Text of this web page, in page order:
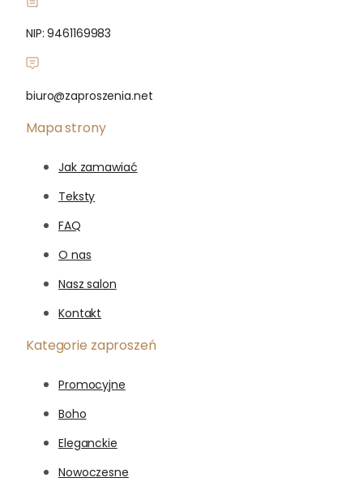
NIP: 9461169983
biuro@zaproszenia.net
Mapa strony
Jak zamawiać
Teksty
FAQ
O nas
Nasz salon
Kontakt
Kategorie zaproszeń
Promocyjne
Boho
Eleganckie
Nowoczesne